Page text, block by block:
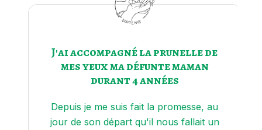
J'ai accompagné la prunelle de
mes yeux ma défunte maman
durant 4 années
Depuis je me suis fait la promesse, au
jour de son départ qu'il nous fallait un